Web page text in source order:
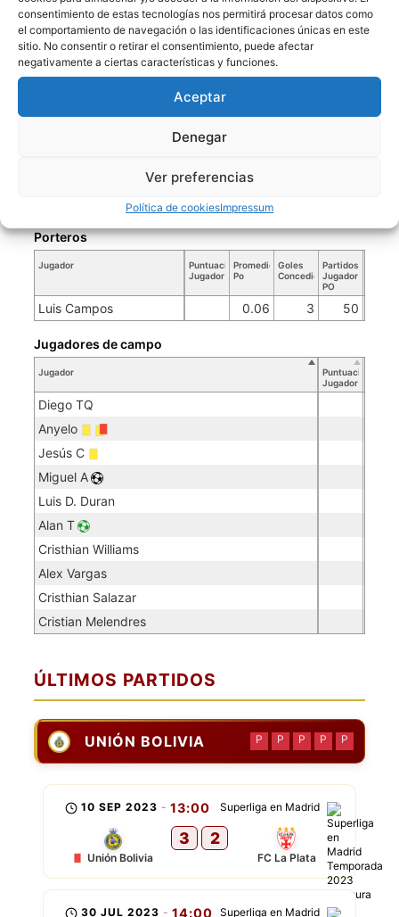
consentimiento de estas tecnologías nos permitirá procesar datos como
el comportamiento de navegación o las identificaciones únicas en este
sitio. No consentir o retirar el consentimiento, puede afectar
negativamente a ciertas características y funciones.
Aceptar
Denegar
Ver preferencias
Política de cookiesImpressum
[5] Angel Pinedo
[6] Gabriel Mamani
[8] Sebastian Olivares
[11] Ariel Lunasco
Jugador
Puntuación
Jugador
Promedio
Po
Goles
Concedidos
Partidos
Jugador
PO
Luis Campos 0.06 3 50
Porteros
Jugador
Puntuación
Jugador
Diego TQ
Anyelo
Jesús C
Miguel A
Luis D. Duran
Alan T
Cristhian Williams
Alex Vargas
Cristhian Salazar
Cristian Melendres
Jugadores de campo
ÚLTIMOS PARTIDOS
UNIÓN BOLIVIA P P P P P
Superliga en Madrid
10 SEP 2023 - 13:00
Unión Bolivia
3 2
FC La Plata
Superliga en Madrid
30 JUL 2023 - 14:00